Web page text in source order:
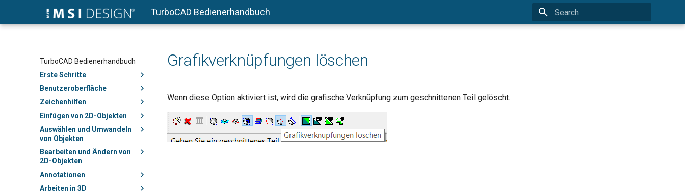
TurboCAD Bedienerhandbuch
TurboCAD Bedienerhandbuch
Erste Schritte
Benutzeroberfläche
Zeichenhilfen
Einfügen von 2D-Objekten
Auswählen und Umwandeln
von Objekten
Bearbeiten und Ändern von
2D-Objekten
Annotationen
Arbeiten in 3D
Grafikverknüpfungen löschen
Wenn diese Option aktiviert ist, wird die grafische Verknüpfung zum geschnittenen Teil gelöscht.